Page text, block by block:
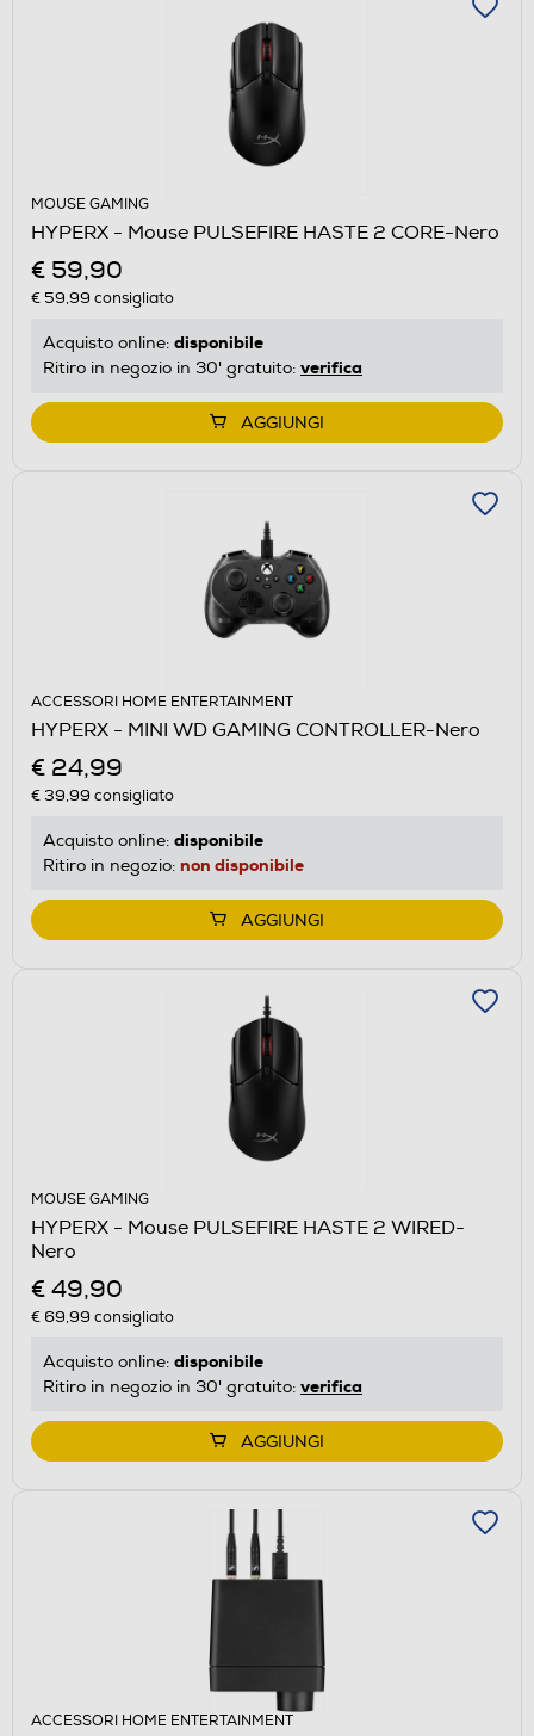
MOUSE GAMING
HYPERX - Mouse PULSEFIRE HASTE 2 CORE-Nero
€ 59,90
€ 59,99 consigliato
Acquisto online: disponibile
Ritiro in negozio in 30' gratuito: verifica
AGGIUNGI
ACCESSORI HOME ENTERTAINMENT
HYPERX - MINI WD GAMING CONTROLLER-Nero
€ 24,99
€ 39,99 consigliato
Acquisto online: disponibile
Ritiro in negozio: non disponibile
AGGIUNGI
MOUSE GAMING
HYPERX - Mouse PULSEFIRE HASTE 2 WIRED-
Nero
€ 49,90
€ 69,99 consigliato
Acquisto online: disponibile
Ritiro in negozio in 30' gratuito: verifica
AGGIUNGI
ACCESSORI HOME ENTERTAINMENT